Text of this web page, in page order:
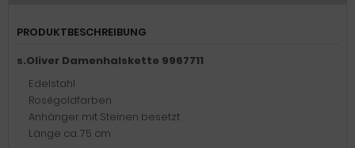
PRODUKTBESCHREIBUNG
s.Oliver Damenhalskette 9967711
Edelstahl
Roségoldfarben
Anhänger mit Steinen besetzt
Länge ca. 75 cm